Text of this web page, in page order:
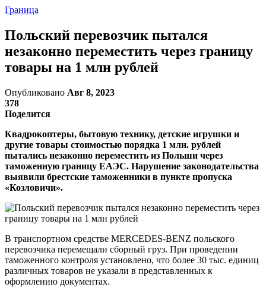
Граница
Польский перевозчик пытался
незаконно переместить через границу
товары на 1 млн рублей
Опубликовано Авг 8, 2023
378
Поделится
Квадрокоптеры, бытовую технику, детские игрушки и
другие товары стоимостью порядка 1 млн. рублей
пытались незаконно переместить из Польши через
таможенную границу ЕАЭС. Нарушение законодательства
выявили брестские таможенники в пункте пропуска
«Козловичи».
В транспортном средстве MERCEDES-BENZ польского
перевозчика перемещали сборный груз. При проведении
таможенного контроля установлено, что более 30 тыс. единиц
различных товаров не указали в представленных к
оформлению документах.